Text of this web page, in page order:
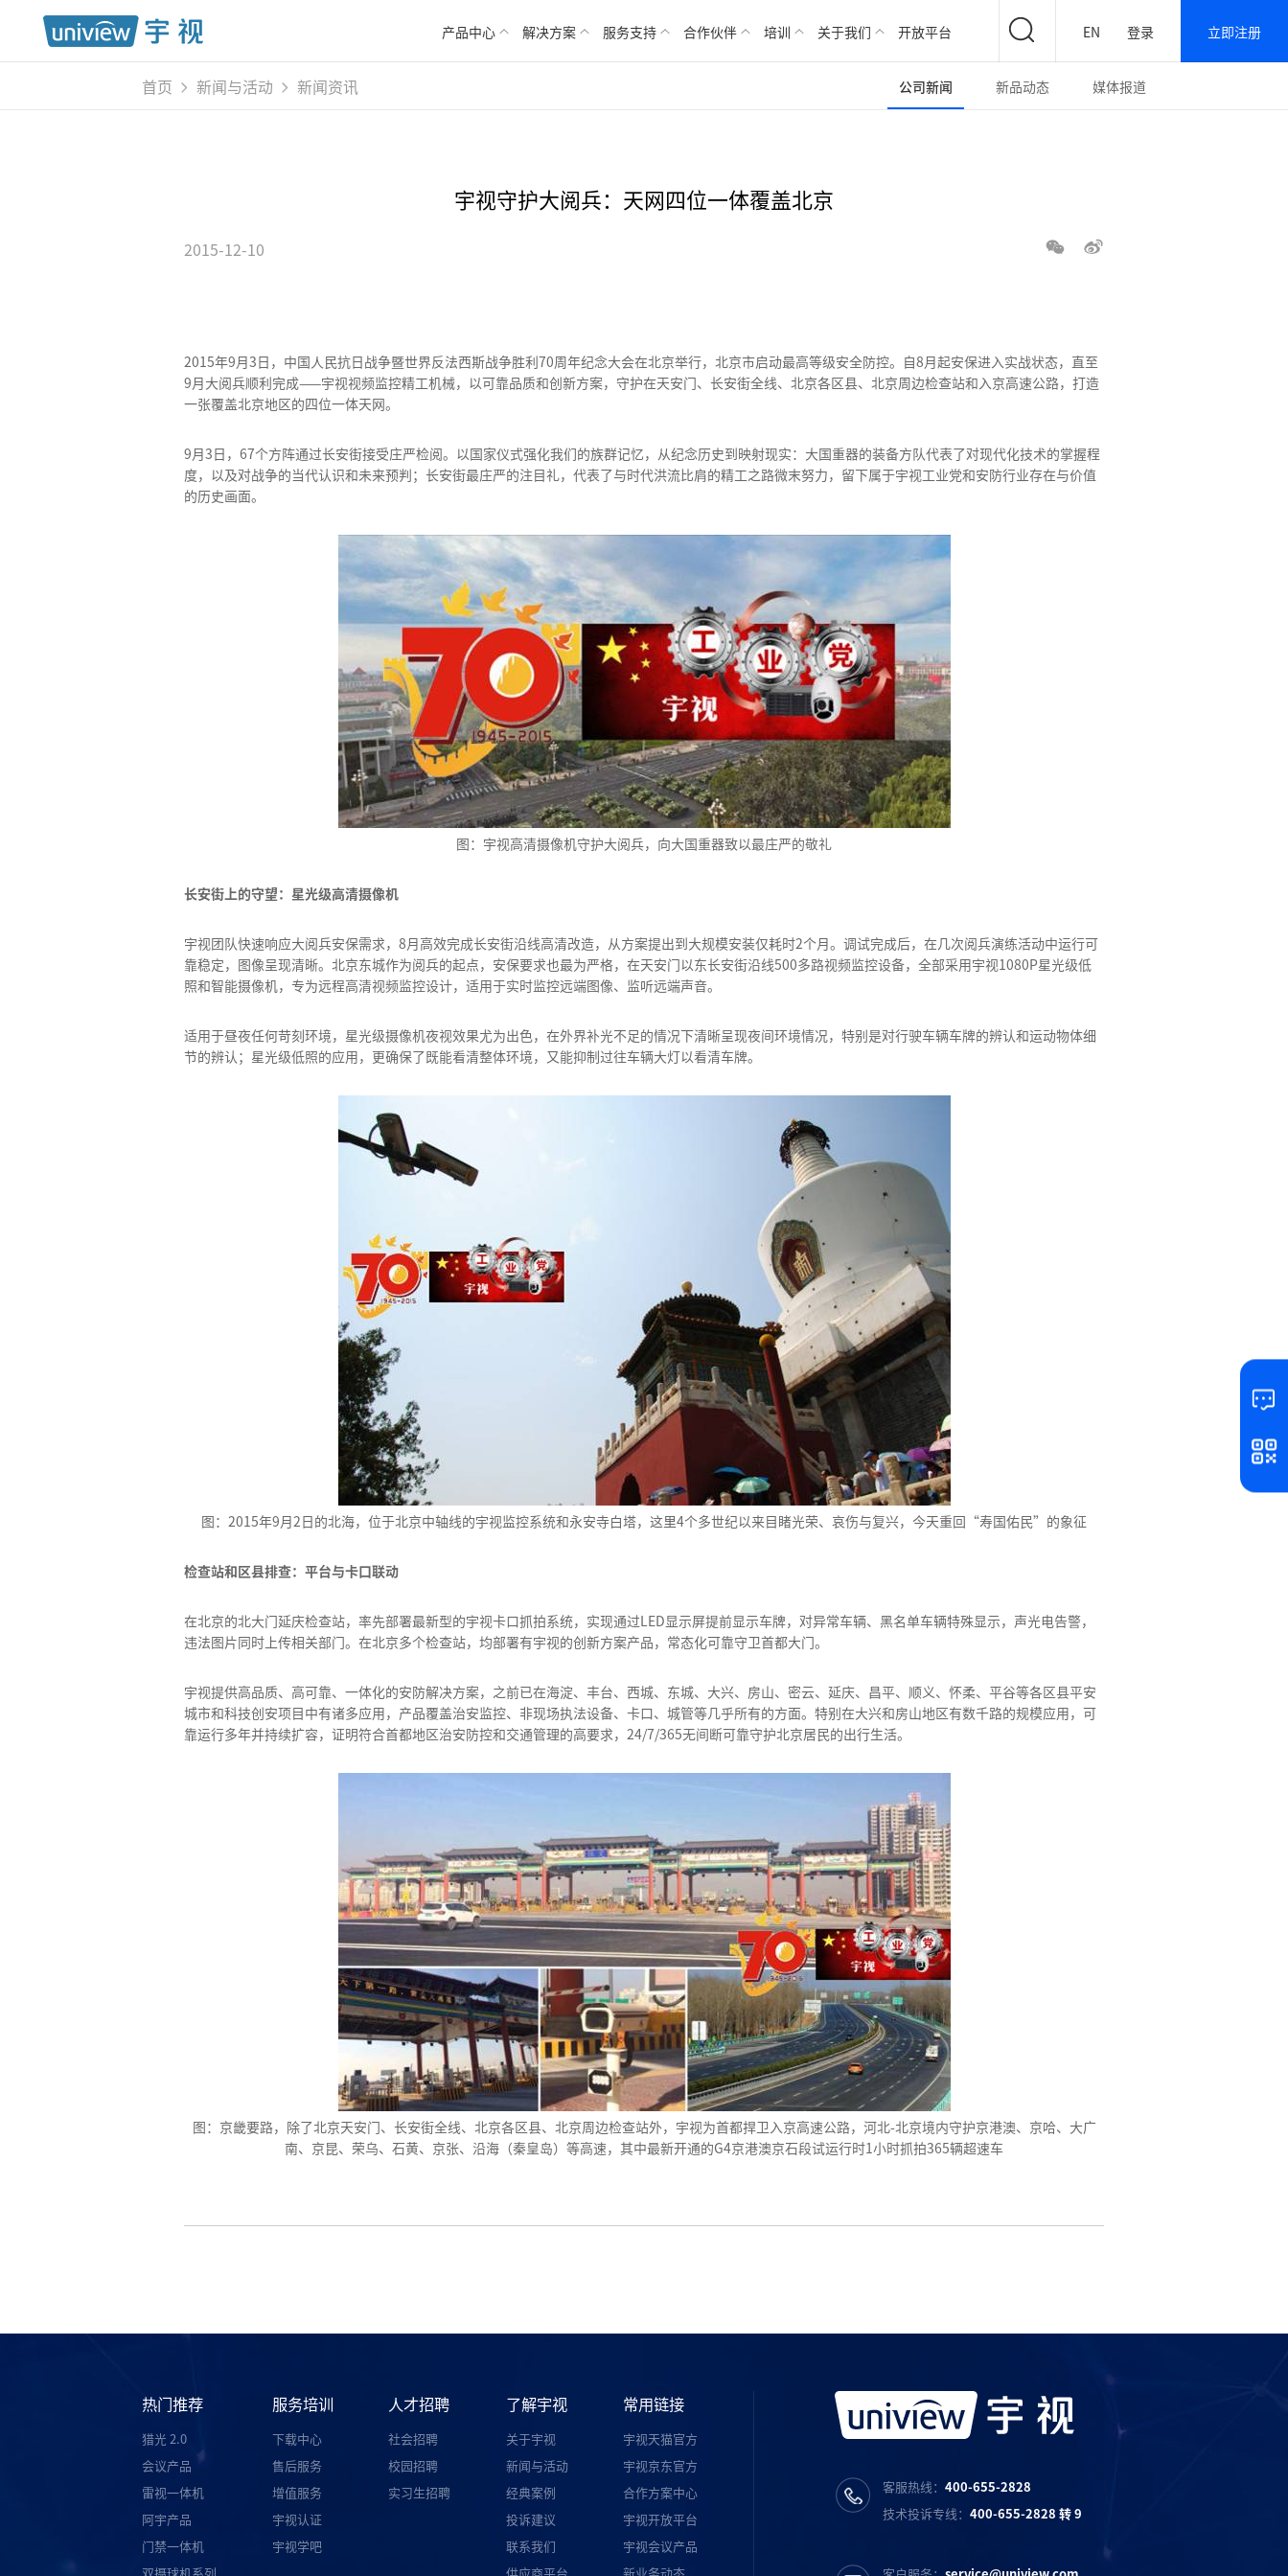
产品中心 解决方案 服务支持 合作伙伴 培训 关于我们 开放平台 EN 登录 立即注册
首页 新闻与活动 新闻资讯 公司新闻 新品动态 媒体报道
宇视守护大阅兵：天网四位一体覆盖北京
2015-12-10
2015年9月3日，中国人民抗日战争暨世界反法西斯战争胜利70周年纪念大会在北京举行，北京市启动最高等级安全防控。自8月起安保进入实战状态，直至
9月大阅兵顺利完成——宇视视频监控精工机械，以可靠品质和创新方案，守护在天安门、长安街全线、北京各区县、北京周边检查站和入京高速公路，打造
一张覆盖北京地区的四位一体天网。
9月3日，67个方阵通过长安街接受庄严检阅。以国家仪式强化我们的族群记忆，从纪念历史到映射现实：大国重器的装备方队代表了对现代化技术的掌握程
度，以及对战争的当代认识和未来预判；长安街最庄严的注目礼，代表了与时代洪流比肩的精工之路微末努力，留下属于宇视工业党和安防行业存在与价值
的历史画面。
图：宇视高清摄像机守护大阅兵，向大国重器致以最庄严的敬礼
长安街上的守望：星光级高清摄像机
宇视团队快速响应大阅兵安保需求，8月高效完成长安街沿线高清改造，从方案提出到大规模安装仅耗时2个月。调试完成后，在几次阅兵演练活动中运行可
靠稳定，图像呈现清晰。北京东城作为阅兵的起点，安保要求也最为严格，在天安门以东长安街沿线500多路视频监控设备，全部采用宇视1080P星光级低
照和智能摄像机，专为远程高清视频监控设计，适用于实时监控远端图像、监听远端声音。
适用于昼夜任何苛刻环境，星光级摄像机夜视效果尤为出色，在外界补光不足的情况下清晰呈现夜间环境情况，特别是对行驶车辆车牌的辨认和运动物体细
节的辨认；星光级低照的应用，更确保了既能看清整体环境，又能抑制过往车辆大灯以看清车牌。
图：2015年9月2日的北海，位于北京中轴线的宇视监控系统和永安寺白塔，这里4个多世纪以来目睹光荣、哀伤与复兴，今天重回“寿国佑民”的象征
检查站和区县排查：平台与卡口联动
在北京的北大门延庆检查站，率先部署最新型的宇视卡口抓拍系统，实现通过LED显示屏提前显示车牌，对异常车辆、黑名单车辆特殊显示，声光电告警，
违法图片同时上传相关部门。在北京多个检查站，均部署有宇视的创新方案产品，常态化可靠守卫首都大门。
宇视提供高品质、高可靠、一体化的安防解决方案，之前已在海淀、丰台、西城、东城、大兴、房山、密云、延庆、昌平、顺义、怀柔、平谷等各区县平安
城市和科技创安项目中有诸多应用，产品覆盖治安监控、非现场执法设备、卡口、城管等几乎所有的方面。特别在大兴和房山地区有数千路的规模应用，可
靠运行多年并持续扩容，证明符合首都地区治安防控和交通管理的高要求，24/7/365无间断可靠守护北京居民的出行生活。
图：京畿要路，除了北京天安门、长安街全线、北京各区县、北京周边检查站外，宇视为首都捍卫入京高速公路，河北-北京境内守护京港澳、京哈、大广
南、京昆、荣乌、石黄、京张、沿海（秦皇岛）等高速，其中最新开通的G4京港澳京石段试运行时1小时抓拍365辆超速车
热门推荐
猎光 2.0
会议产品
雷视一体机
阿宇产品
门禁一体机
服务培训
下载中心
售后服务
增值服务
宇视认证
宇视学吧
人才招聘
社会招聘
校园招聘
实习生招聘
了解宇视
关于宇视
新闻与活动
经典案例
投诉建议
联系我们
常用链接
宇视天猫官方
宇视京东官方
合作方案中心
宇视开放平台
宇视会议产品
客服热线：400-655-2828
技术投诉专线：400-655-2828 转 9